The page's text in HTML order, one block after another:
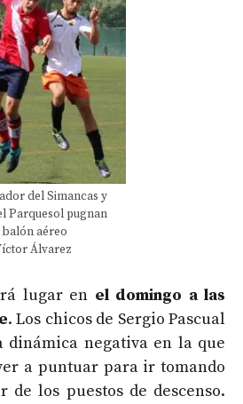
del Simancas y
Parquesol pugnan
aéreo
Álvarez
lugar en el domingo a las
. Los chicos de Sergio Pascual
negativa en la que
a puntuar para ir tomando
de los puestos de descenso.